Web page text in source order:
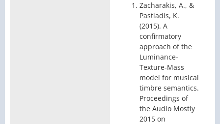
Zacharakis, A., &
Pastiadis, K.
(2015). A
confirmatory
approach of the
Luminance-
Texture-Mass
model for musical
timbre semantics.
Proceedings of
the Audio Mostly
2015 on